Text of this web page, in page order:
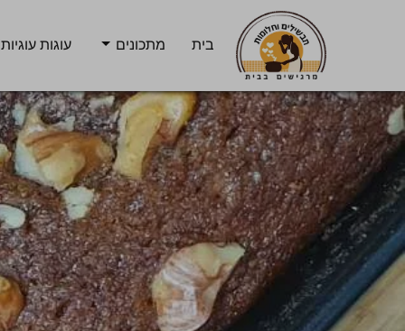
בית מתכונים עוגות